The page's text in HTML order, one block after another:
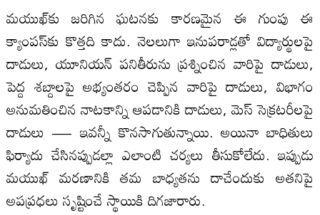
మయుఖ్‌కు జరిగిన ఘటనకు కారణమైన ఈ గుంపు ఈ
క్యాంపస్‌కు కొత్తది కాదు. నెలలుగా ఇనుపరాడ్లతో విద్యార్థులపై
దాడులు, యూనియన్ పనితీరును ప్రశ్నించిన వారిపై దాడులు,
పెద్ద శబ్దాలపై అభ్యంతరం చెప్పిన వారిపై దాడులు, విభాగం
అనుమతించిన నాటకాన్ని ఆపడానికి దాడులు, మెస్ సెక్రటరీలపై
దాడులు — ఇవన్నీ కొనసాగుతున్నాయి. అయినా బాధితులు
ఫిర్యాదు చేసినప్పుడల్లా ఎలాంటి చర్యలు తీసుకోలేదు. ఇప్పుడు
మయుఖ్ మరణానికి తమ బాధ్యతను దాచేందుకు అతనిపై
అపప్రధలు సృష్టించే స్థాయికి దిగజారారు.